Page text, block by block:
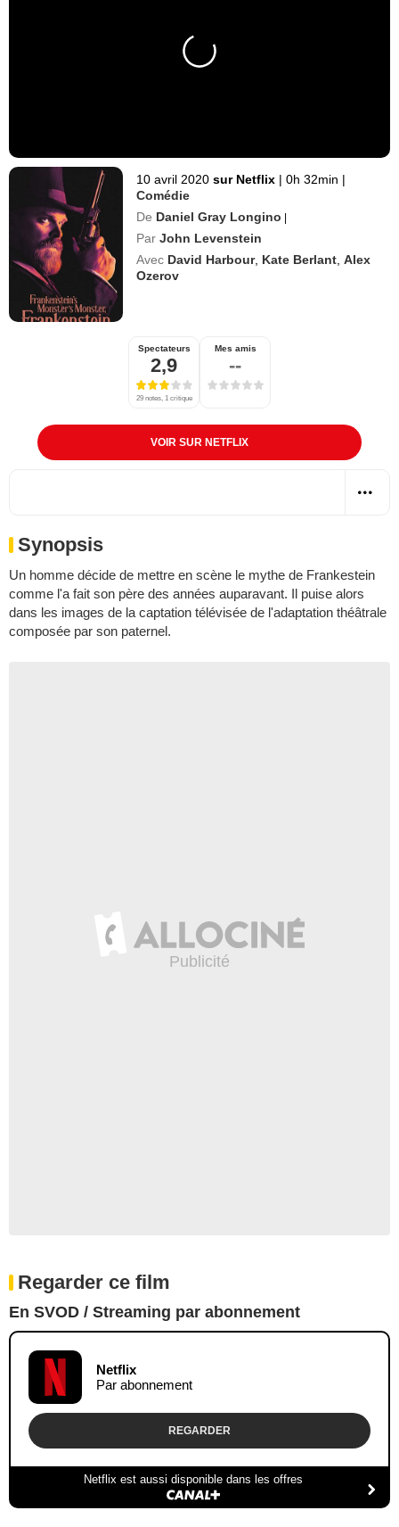
10 avril 2020 sur Netflix | 0h 32min |
Comédie
De Daniel Gray Longino |
Par John Levenstein
Avec David Harbour, Kate Berlant ,Alex
Ozerov
Spectateurs
2,9
29 notes, 1 critique
Mes amis
--
VOIR SUR NETFLIX
Synopsis
Un homme décide de mettre en scène le mythe de Frankestein
comme l'a fait son père des années auparavant. Il puise alors
dans les images de la captation télévisée de l'adaptation théâtrale
composée par son paternel.
Regarder ce film
En SVOD / Streaming par abonnement
Netflix
Par abonnement
REGARDER
Netflix est aussi disponible dans les offres